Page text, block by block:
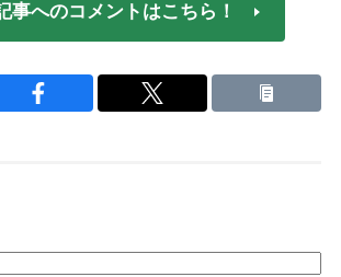
事へのコメントはこちら！